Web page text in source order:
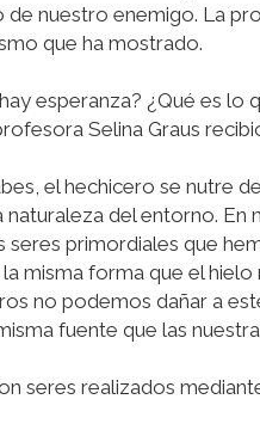
nuestro enemigo. La
que ha mostrado.
esperanza? ¿Qué es lo
Selina Graus
el hechicero se nutre
naturaleza del entorno. En
seres primordiales que
misma forma que el
no podemos dañar a
fuente que las
seres realizados